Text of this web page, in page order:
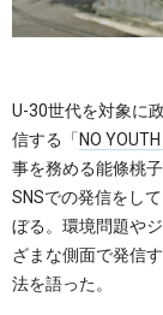
U-30世代を対象に
信する「 NO
事を務める能條桃
SNSでの発信をし
ぼる。環境問題や
ざまな側面で発信
法を語った。